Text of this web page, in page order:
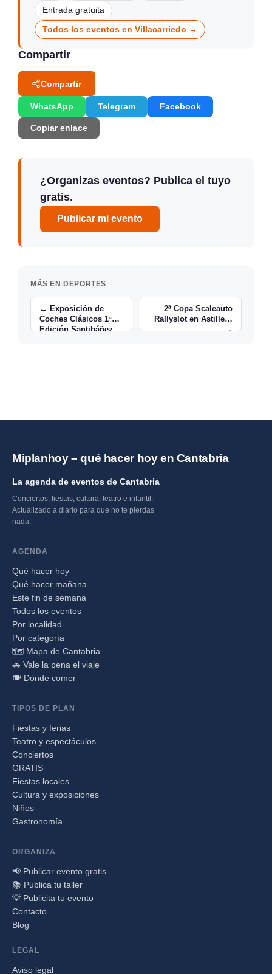
Entrada gratuita
Todos los eventos en Villacarriedo →
Compartir
Compartir
WhatsApp Telegram Facebook
Copiar enlace
¿Organizas eventos? Publica el tuyo
gratis.
Publicar mi evento
MÁS EN DEPORTES
← Exposición de
Coches Clásicos 1ª
Edición Santibáñez
2ª Copa Scaleauto
Rallyslot en Astillero
→
Miplanhoy – qué hacer hoy en Cantabria
La agenda de eventos de Cantabria
Conciertos, fiestas, cultura, teatro e infantil.
Actualizado a diario para que no te pierdas
nada.
AGENDA
Qué hacer hoy
Qué hacer mañana
Este fin de semana
Todos los eventos
Por localidad
Por categoría
🗺️ Mapa de Cantabria
🚗 Vale la pena el viaje
🍽️ Dónde comer
TIPOS DE PLAN
Fiestas y ferias
Teatro y espectáculos
Conciertos
GRATIS
Fiestas locales
Cultura y exposiciones
Niños
Gastronomía
ORGANIZA
📢 Publicar evento gratis
📚 Publica tu taller
💡 Publicita tu evento
Contacto
Blog
LEGAL
Aviso legal